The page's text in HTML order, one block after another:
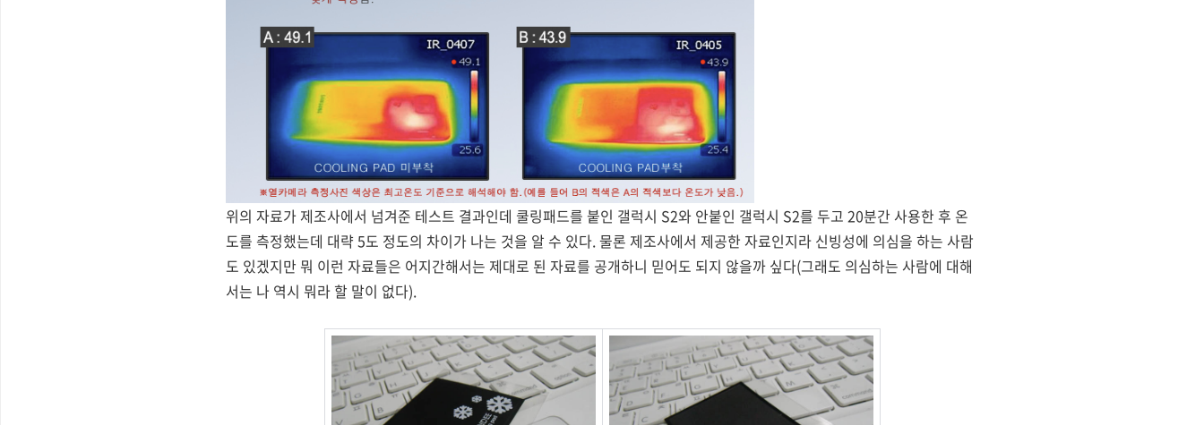
위의 자료가 제조사에서 넘겨준 테스트 결과인데 쿨링패드를 붙인 갤럭시 S2와 안붙인 갤럭시 S2를 두고 20분간 사용한 후 온
도를 측정했는데 대략 5도 정도의 차이가 나는 것을 알 수 있다. 물론 제조사에서 제공한 자료인지라 신빙성에 의심을 하는 사람
도 있겠지만 뭐 이런 자료들은 어지간해서는 제대로 된 자료를 공개하니 믿어도 되지 않을까 싶다(그래도 의심하는 사람에 대해
서는 나 역시 뭐라 할 말이 없다).